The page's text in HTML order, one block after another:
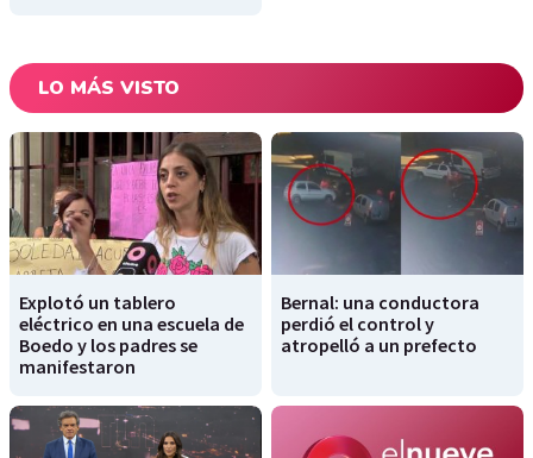
LO MÁS VISTO
Explotó un tablero
eléctrico en una escuela de
Boedo y los padres se
manifestaron
Bernal: una conductora
perdió el control y
atropelló a un prefecto